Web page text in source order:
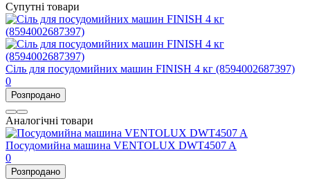
Супутні товари
Сіль для посудомийних машин FINISH 4 кг (8594002687397)
0
Розпродано
Аналогічні товари
Посудомийна машина VENTOLUX DWT4507 A
0
Розпродано